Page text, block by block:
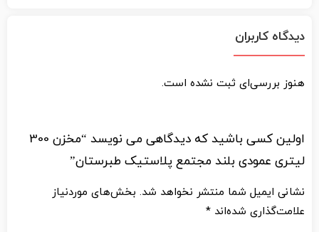
دیدگاه کاربران
هنوز بررسی‌ای ثبت نشده است.
اولین کسی باشید که دیدگاهی می نویسد “مخزن 300
لیتری عمودی بلند مجتمع پلاستیک طبرستان”
نشانی ایمیل شما منتشر نخواهد شد. بخش‌های موردنیاز
علامت‌گذاری شده‌اند *